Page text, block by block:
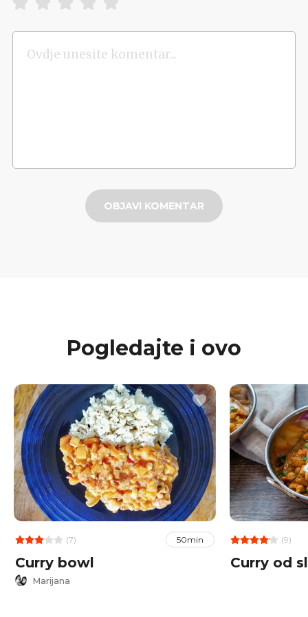
OBJAVI KOMENTAR
Pogledajte i ovo
(7) 50min
Curry bowl
Marijana
(9)
Curry od